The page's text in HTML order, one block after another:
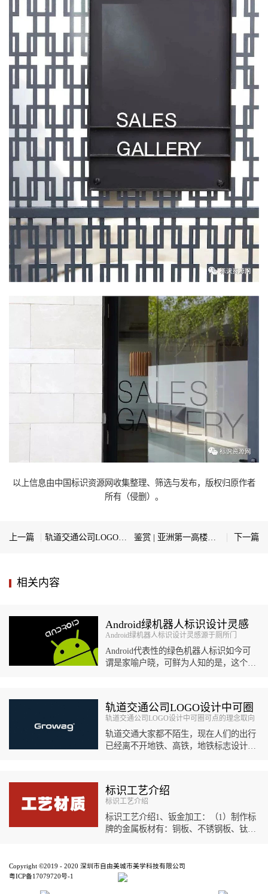
以上信息由中国标识资源网收集整理、筛选与发布，版权归原作者
所有（侵删）。
上一篇 轨道交通公司LOGO设计中可圈可点的理念取向 下一篇
相关内容
Android绿机器人标识设计灵感
源于厕所门
Android绿机器人标识设计灵感源于厕所门
Android代表性的绿色机器人标识如今可
谓是家喻户晓，可鲜为人知的是，这个机
轨道交通公司LOGO设计中可圈
可点的理念取向
轨道交通公司LOGO设计中可圈可点的理念取向
轨道交通大家都不陌生，现在人们的出行
已经离不开地铁、高铁，地铁标志设计可
标识工艺介绍
标识工艺介绍
标识工艺介绍1、钣金加工：（1）制作标
牌的金属板材有：铜板、不锈钢板、钛金
Copyright ©2019 - 2020 深圳市自由美城市美学科技有限公司
粤ICP备17079720号-1